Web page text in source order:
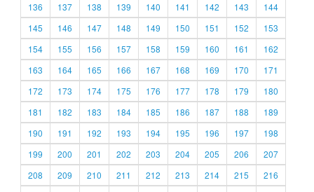
136
137 138 139 140 141 142 143
144
145
146 147 148 149 150 151 152
153
154
155 156 157 158 159 160 161
162
163
164 165 166 167 168 169 170
171
172
173 174 175 176 177 178 179
180
181
182 183 184 185 186 187 188
189
190
191 192 193 194 195 196 197
198
199
200 201 202 203 204 205 206
207
208
209 210 211 212 213 214 215
216